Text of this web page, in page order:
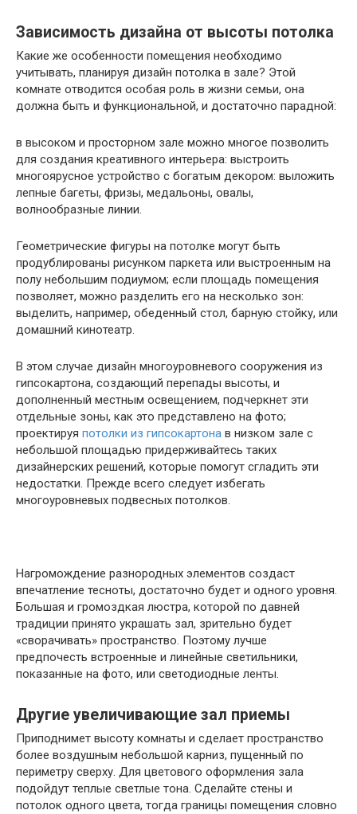
Зависимость дизайна от высоты потолка
Какие же особенности помещения необходимо
учитывать, планируя дизайн потолка в зале? Этой
комнате отводится особая роль в жизни семьи, она
должна быть и функциональной, и достаточно парадной:
в высоком и просторном зале можно многое позволить
для создания креативного интерьера: выстроить
многоярусное устройство с богатым декором: выложить
лепные багеты, фризы, медальоны, овалы,
волнообразные линии.
Геометрические фигуры на потолке могут быть
продублированы рисунком паркета или выстроенным на
полу небольшим подиумом; если площадь помещения
позволяет, можно разделить его на несколько зон:
выделить, например, обеденный стол, барную стойку, или
домашний кинотеатр.
В этом случае дизайн многоуровневого сооружения из
гипсокартона, создающий перепады высоты, и
дополненный местным освещением, подчеркнет эти
отдельные зоны, как это представлено на фото;
проектируя потолки из гипсокартона в низком зале с
небольшой площадью придерживайтесь таких
дизайнерских решений, которые помогут сгладить эти
недостатки. Прежде всего следует избегать
многоуровневых подвесных потолков.
Нагромождение разнородных элементов создаст
впечатление тесноты, достаточно будет и одного уровня.
Большая и громоздкая люстра, которой по давней
традиции принято украшать зал, зрительно будет
«сворачивать» пространство. Поэтому лучше
предпочесть встроенные и линейные светильники,
показанные на фото, или светодиодные ленты.
Другие увеличивающие зал приемы
Приподнимет высоту комнаты и сделает пространство
более воздушным небольшой карниз, пущенный по
периметру сверху. Для цветового оформления зала
подойдут теплые светлые тона. Сделайте стены и
потолок одного цвета, тогда границы помещения словно